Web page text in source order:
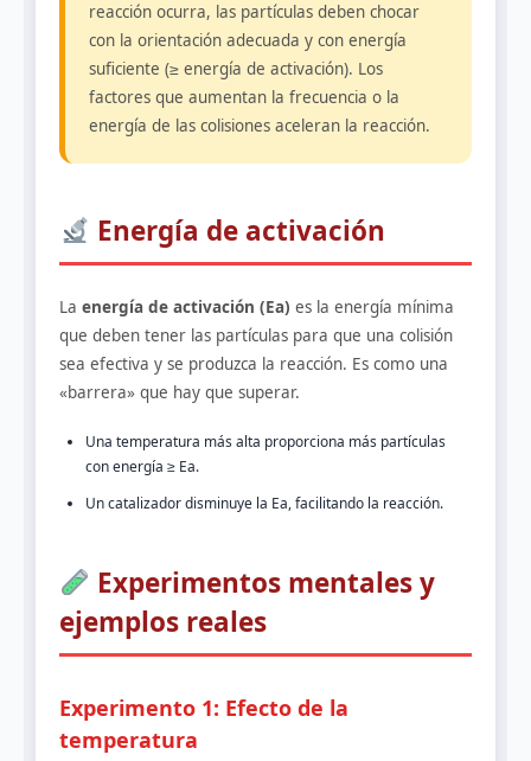
reacción ocurra, las partículas deben chocar
con la orientación adecuada y con energía
suficiente (≥ energía de activación). Los
factores que aumentan la frecuencia o la
energía de las colisiones aceleran la reacción.
Energía de activación
La energía de activación (Ea) es la energía mínima
que deben tener las partículas para que una colisión
sea efectiva y se produzca la reacción. Es como una
«barrera» que hay que superar.
Una temperatura más alta proporciona más partículas
con energía ≥ Ea.
Un catalizador disminuye la Ea, facilitando la reacción.
Experimentos mentales y
ejemplos reales
Experimento 1: Efecto de la
temperatura